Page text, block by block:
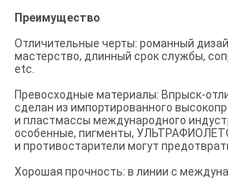
Преимущество
Отличительные черты: романный
мастерство, длинный срок службы,
etc.
Превосходные материалы: Впрыск-
сделан из импортированного
и пластмассы международного
особенные, пигменты,
и противостарители могут
Хорошая прочность: в линии с